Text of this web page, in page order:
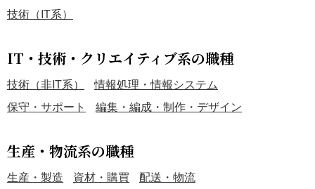
技術（IT系）
IT・技術・クリエイティブ系の職種
技術（非IT系）
情報処理・情報システム
保守・サポート
編集・編成・制作・デザイン
生産・物流系の職種
生産・製造 資材・購買 配送・物流